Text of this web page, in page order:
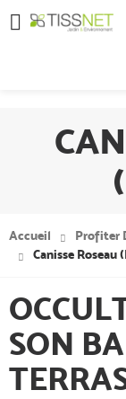
Accueil Profiter
Canisse Roseau
SON